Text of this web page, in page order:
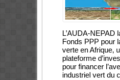
L’AUDA-NEPAD
Fonds PPP pour
verte en Afrique,
plateforme
pour financer
industriel vert du